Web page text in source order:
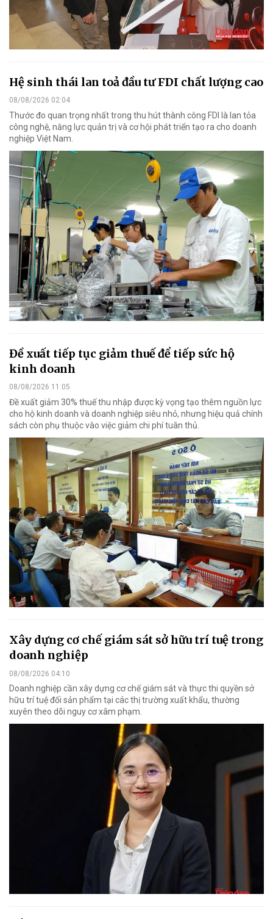
Hệ sinh thái lan toả đầu tư FDI chất lượng cao
08/08/2026 02:04
Thước đo quan trọng nhất trong thu hút thành công FDI là lan tỏa
công nghệ, năng lực quản trị và cơ hội phát triển tạo ra cho doanh
nghiệp Việt Nam.
Đề xuất tiếp tục giảm thuế để tiếp sức hộ
kinh doanh
08/08/2026 11:05
Đề xuất giảm 30% thuế thu nhập được kỳ vọng tạo thêm nguồn lực
cho hộ kinh doanh và doanh nghiệp siêu nhỏ, nhưng hiệu quả chính
sách còn phụ thuộc vào việc giảm chi phí tuân thủ.
Xây dựng cơ chế giám sát sở hữu trí tuệ trong
doanh nghiệp
08/08/2026 04:10
Doanh nghiệp cần xây dựng cơ chế giám sát và thực thi quyền sở
hữu trí tuệ đối sản phẩm tại các thị trường xuất khẩu, thường
xuyên theo dõi nguy cơ xâm phạm.